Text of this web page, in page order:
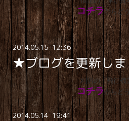
コチラ からど
2014.05.15 12:36
★ブログを更新しま
刈男の「飛行機
コチラからど
2014.05.14 19:41